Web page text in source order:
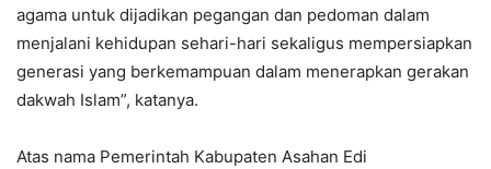
agama untuk dijadikan pegangan dan pedoman dalam
menjalani kehidupan sehari-hari sekaligus mempersiapkan
generasi yang berkemampuan dalam menerapkan gerakan
dakwah Islam”, katanya.
Atas nama Pemerintah Kabupaten Asahan Edi